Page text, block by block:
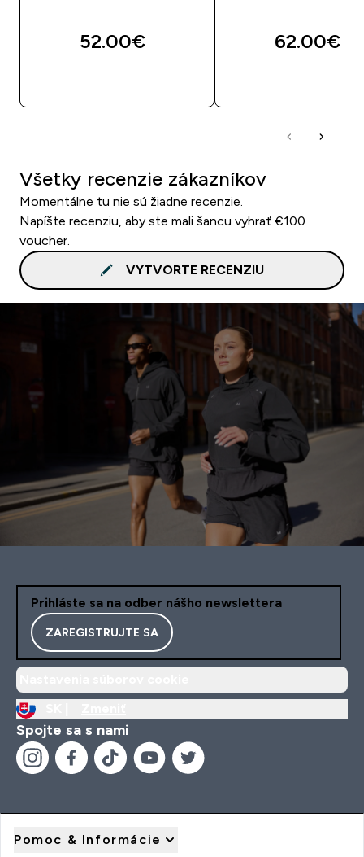
52.00€‎ 62.00€‎
Všetky recenzie zákazníkov
Momentálne tu nie sú žiadne recenzie.
Napíšte recenziu, aby ste mali šancu vyhrať €100
voucher.
VYTVORTE RECENZIU
Prihláste sa na odber nášho newslettera
ZAREGISTRUJTE SA
Spojte sa s nami
Pomoc & Informácie